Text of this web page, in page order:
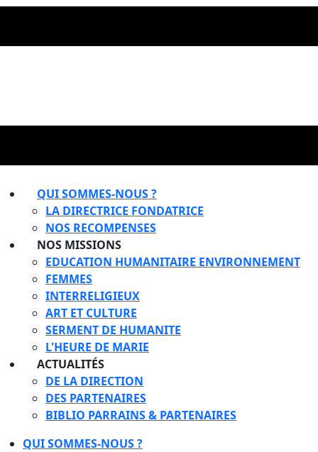
QUI SOMMES-NOUS ?
LA DIRECTRICE FONDATRICE
NOS RECOMPENSES
NOS MISSIONS
EDUCATION HUMANITAIRE ENVIRONNEMENT
FEMMES
INTERRELIGIEUX
ART ET CULTURE
SERMENT DE HUMANITE
L'HEURE DE MARIE
ACTUALITÉS
DE LA DIRECTION
DES PARTENAIRES
BIBLIO PARRAINS & PARTENAIRES
QUI SOMMES-NOUS ?